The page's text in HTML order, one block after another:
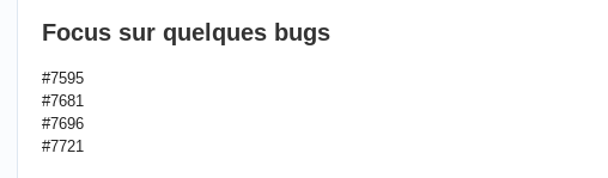
Focus sur quelques bugs
#7595
#7681
#7696
#7721